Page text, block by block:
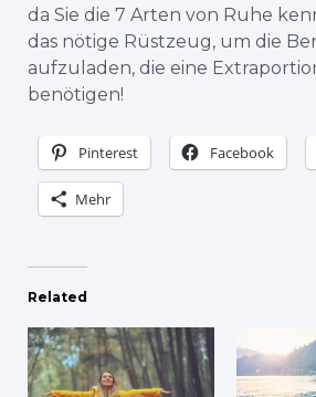
da Sie die 7 Arten von Ruhe
das nötige Rüstzeug, um die
aufzuladen, die eine
benötigen!
Pinterest Facebook
Mehr
Related